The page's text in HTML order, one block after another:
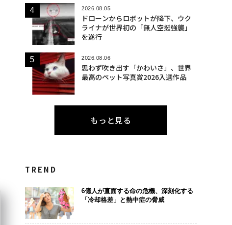
2026.08.05
ドローンからロボットが降下、ウク
ライナが世界初の「無人空挺強襲」
を遂行
2026.08.06
思わず吹き出す「かわいさ」、世界
最高のペット写真賞2026入選作品
もっと見る
TREND
6億人が直面する命の危機、深刻化する
「冷却格差」と熱中症の脅威